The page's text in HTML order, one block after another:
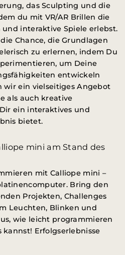
das Sculpting und die
du mit VR/AR Brillen die
interaktive Spiele erlebst.
Chance, die Grundlagen
zu erlernen, indem Du
um Deine
entwickeln
wir ein vielseitiges Angebot
als auch kreative
ein interaktives und
bietet.
mini am Stand des
mit Calliope mini –
Bring den
Projekten, Challenges
Leuchten, Blinken und
wie leicht programmieren
kannst! Erfolgserlebnisse